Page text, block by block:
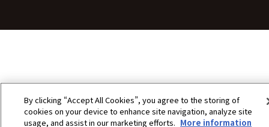
By clicking “Accept All Cookies”, you agree to the storing of
cookies on your device to enhance site navigation, analyze site
usage, and assist in our marketing efforts. More information